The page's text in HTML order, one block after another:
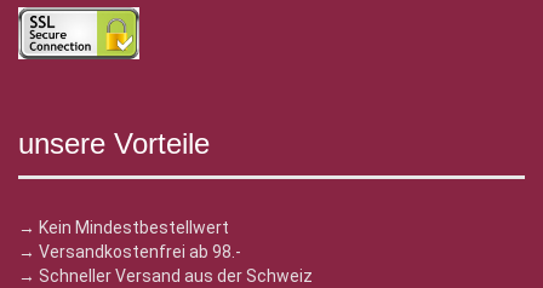
unsere Vorteile
→ Kein Mindestbestellwert
→ Versandkostenfrei ab 98.-
→ Schneller Versand aus der Schweiz